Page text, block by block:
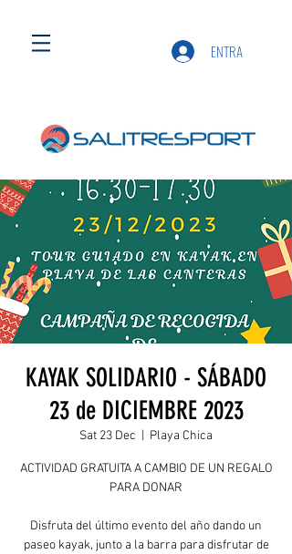
ENTRA
KAYAK SOLIDARIO - SÁBADO
23 de DICIEMBRE 2023
Sat 23 Dec Playa Chica
ACTIVIDAD GRATUITA A CAMBIO DE UN REGALO
PARA DONAR
Disfruta del último evento del año dando un
paseo kayak, junto a la barra para disfrutar de